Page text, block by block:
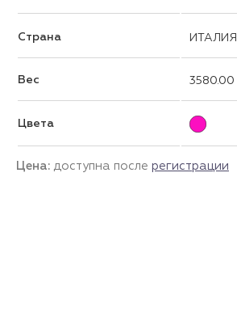
Страна ИТАЛИЯ
Вес 3580.00
Цвета
Цена: доступна после регистрации